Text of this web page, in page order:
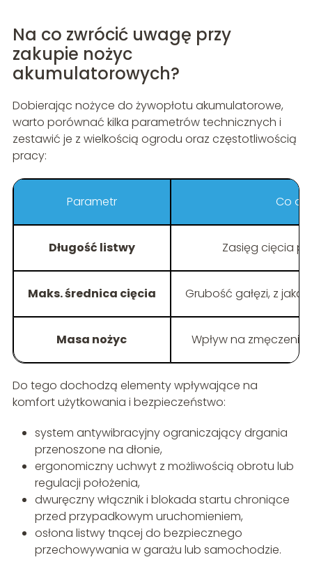
Na co zwrócić uwagę przy
zakupie nożyc
akumulatorowych?
Dobierając nożyce do żywopłotu akumulatorowe,
warto porównać kilka parametrów technicznych i
zestawić je z wielkością ogrodu oraz częstotliwością
pracy:
Parametr Co
Długość listwy Zasięg cięcia
Maks. średnica cięcia Grubość gałęzi, z
Masa nożyc Wpływ na
Do tego dochodzą elementy wpływające na
komfort użytkowania i bezpieczeństwo:
system antywibracyjny ograniczający drgania
przenoszone na dłonie,
ergonomiczny uchwyt z możliwością obrotu lub
regulacji położenia,
dwuręczny włącznik i blokada startu chroniące
przed przypadkowym uruchomieniem,
osłona listwy tnącej do bezpiecznego
przechowywania w garażu lub samochodzie.